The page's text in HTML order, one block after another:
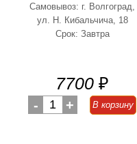
Самовывоз: г. Волгоград,
ул. Н. Кибальчича, 18
Срок: Завтра
7700 ₽
- 1 + В корзину